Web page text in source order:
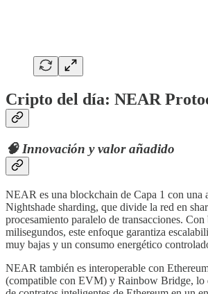
Cripto del día: NEAR
🧠 Innovación y valor añadido
NEAR es una blockchain de Capa 1 con una
Nightshade sharding, que divide la red en
procesamiento paralelo de transacciones.
milisegundos, este enfoque garantiza
muy bajas y un consumo energético
NEAR también es interoperable con
(compatible con EVM) y Rainbow Bridge, lo